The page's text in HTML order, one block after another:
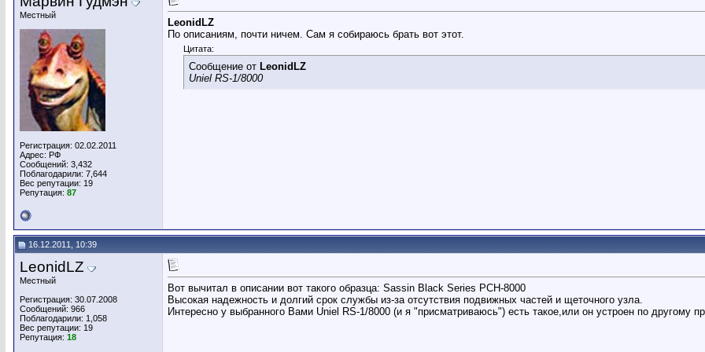
Местный
Регистрация: 02.02.2011
Адрес: РФ
Сообщений: 3,432
Поблагодарили: 7,644
Вес репутации: 19
Репутация: 87
LeonidLZ
По описаниям, почти ничем. Сам я собираюсь брать вот этот.
Цитата:
Сообщение от LeonidLZ
Uniel RS-1/8000
16.12.2011, 10:39
LeonidLZ
Местный
Регистрация: 30.07.2008
Сообщений: 966
Поблагодарили: 1,058
Вес репутации: 19
Репутация: 18
Вот вычитал в описании вот такого образца: Sassin Black Series РСН-8000
Высокая надежность и долгий срок службы из-за отсутствия подвижных частей и щеточного узла.
Интересно у выбранного Вами Uniel RS-1/8000 (и я "присматриваюсь") есть такое,или он устроен по другому